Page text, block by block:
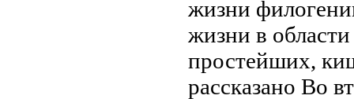
жизни
жизни в
простейших,
рассказано Во